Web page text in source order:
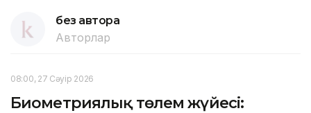
без автора
Авторлар
08:00, 27 Сәуір 2026
Биометриялық төлем жүйесі: